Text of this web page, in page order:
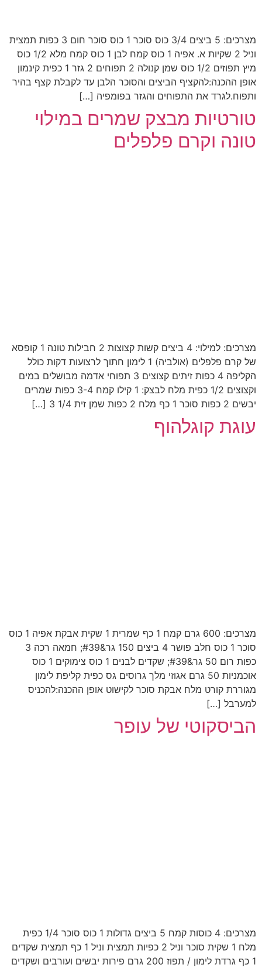
מצרכים: 5 ביצים 3/4 כוס סוכר 1 כוס סוכר חום 3 כפות תמצית
וניל 2 שקיות א. אפיה 1 כוס קמח לבן 1 כוס קמח מלא 1/2 כוס
מיץ תפוזים 1/2 כוס שמן קנולה 2 תפוחים 2 גזר 1 כפית קינמון
אופן ההכנה:להקציף הביצים והסוכר הלבן עד לקבלת קצף בהיר
ותפוח.לגרד את התפוחים והגזר בפומפיה […]
טורטיות מבצק שמרים במילוי
טונה וקרם פלפלים
מצרכים: למילוי: 4 ביצים קשות קצוצות 2 חבילות טונה 1 קופסא
של קרם פלפלים (אולביה) 1 לימון חתוך לרצועות דקות כולל
הקליפה 4 כפות זיתים קצוצים 3 תפוחי אדמה מבושלים במים
וקצוצים 1/2 כפית מלח לבצק: 1 קילו קמח 3-4 כפות שמרים
יבשים 2 כפות סוכר 1 כף מלח 2 כפות שמן זית 1/4 3 […]
עוגת קוגלהוף
מצרכים: 600 גרם קמח 1 כף שמרית 1 שקית אבקת אפיה 1 כוס
סוכר 1 כוס חלב פושר 4 ביצים 150 גר&#39; חמאה רכה 3
כפות רום 50 גר&#39; שקדים לבנים 1 כוס צימוקים 1 כוס
אוכמניות 50 גרם אגוזי מלך גרוסים גס כפית קליפת לימון
מגוררת קורט מלח אבקת סוכר לקישוט אופן ההכנה:להכניס
למערבל […]
הביסקוטי של עופר
מצרכים: 4 כוסות קמח 5 ביצים גדולות 1 כוס סוכר 1/4 כפית
מלח 1 שקית סוכר וניל 2 כפיות תמצית וניל 1 כף תמצית שקדים
1 כף גרדת לימון / תפוז 200 גרם פירות יבשים ועורבים ושקדים